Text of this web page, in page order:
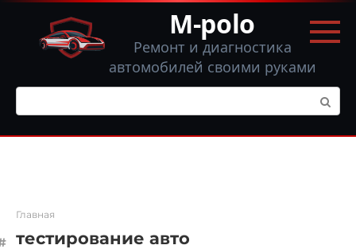
Перейти
контенту
M-polo
Ремонт и диагностика
автомобилей своими руками
Поиск:
Главная
тестирование авто